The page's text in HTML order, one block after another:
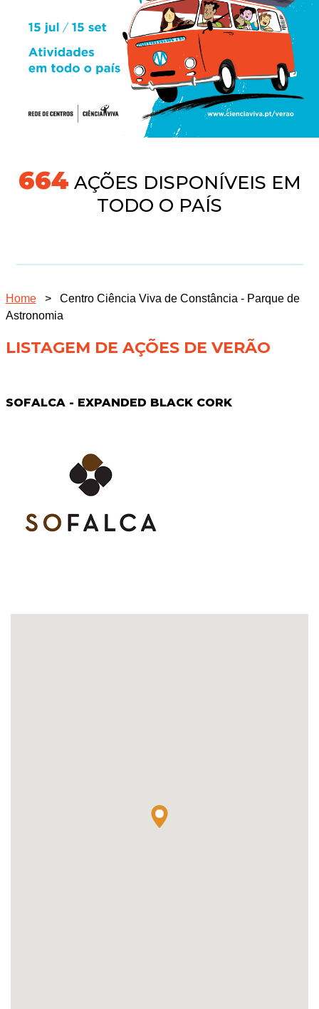
704 AÇÕES DISPONÍVEIS EM
TODO O PAÍS
Home >
Centro Ciência Viva de Constância - Parque de
Astronomia
LISTAGEM DE AÇÕES DE VERÃO
SOFALCA - EXPANDED BLACK CORK